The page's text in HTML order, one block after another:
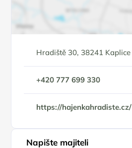
Hradiště 30, 38241 Kaplice
+420 777 699 330
https://hajenkahradiste.cz/
Napište majiteli